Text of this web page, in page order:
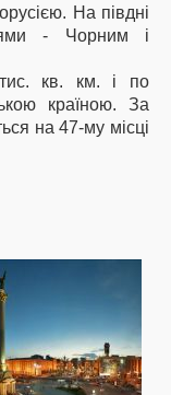
На півдні
- Чорним і
кв. км. і по
країною. За
на 47-му місці